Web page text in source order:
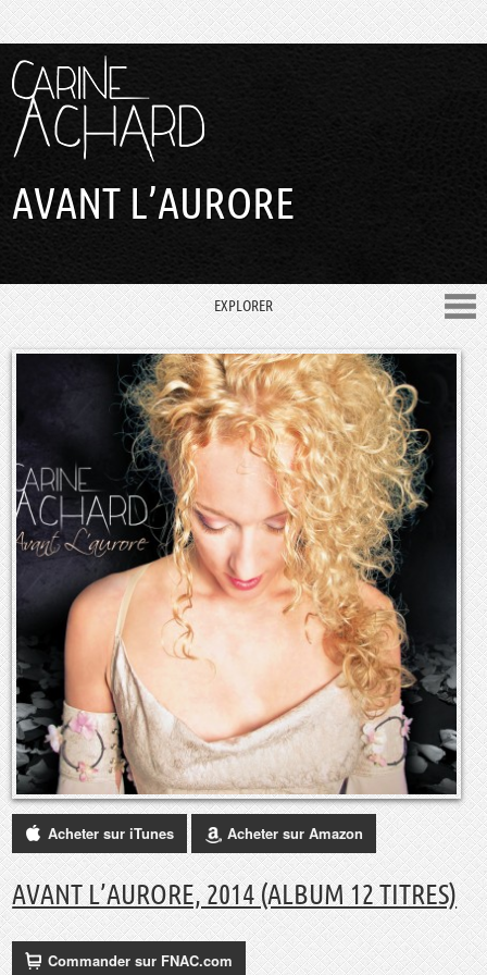
AVANT L’AURORE
EXPLORER
Acheter sur iTunes Acheter sur Amazon
AVANT L’AURORE, 2014 (ALBUM 12 TITRES)
Commander sur FNAC.com